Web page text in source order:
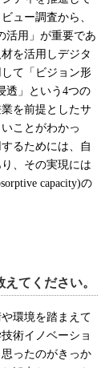
ュー調査から、
活用」が重要であ
を活用しデジタ
て「ビジョン形
透」という 4つの
を前提としたサ
ことがわかっ
るためには、自
、その実現には
capacity)の
てください。
環境を踏まえて
術イノベーショ
ったのがきっか